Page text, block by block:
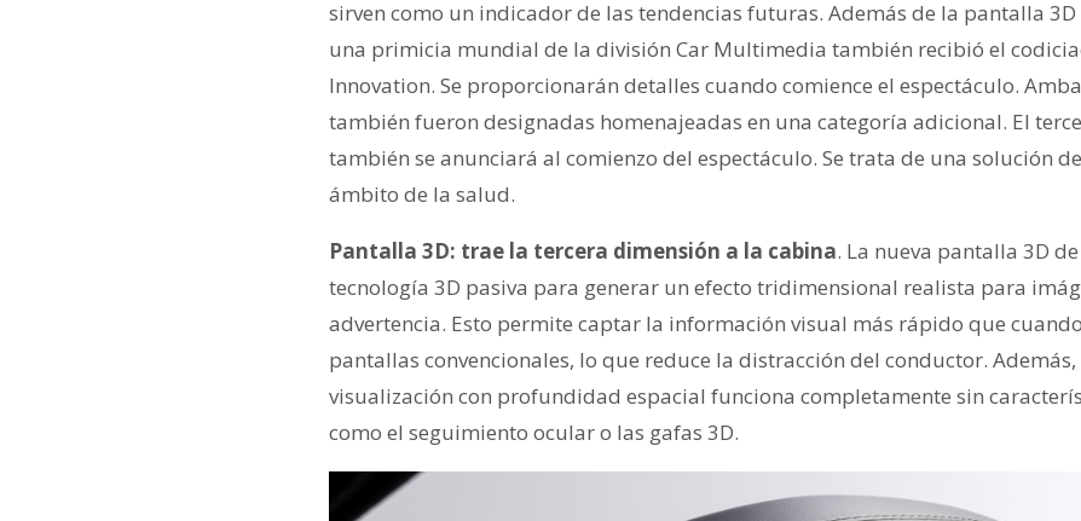
sirven como un indicador de las tendencias futuras. Además de la pantalla
una primicia mundial de la división Car Multimedia también recibió el
Innovation. Se proporcionarán detalles cuando comience el espectáculo.
también fueron designadas homenajeadas en una categoría adicional. El
también se anunciará al comienzo del espectáculo. Se trata de una solución
ámbito de la salud.
Pantalla 3D: trae la tercera dimensión a la cabina. La nueva pantalla 3D
tecnología 3D pasiva para generar un efecto tridimensional realista para
advertencia. Esto permite captar la información visual más rápido que
pantallas convencionales, lo que reduce la distracción del conductor. Además,
visualización con profundidad espacial funciona completamente sin
como el seguimiento ocular o las gafas 3D.